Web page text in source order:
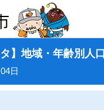
】地域・年齢別人口
日